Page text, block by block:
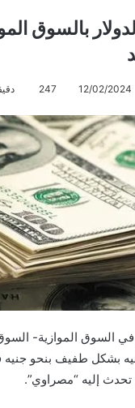
بالسوق
12/02/2024
247
في السوق الموازية-
بشكل طفيف بنحو جنيه
تحدث إليه “مصراوي”.